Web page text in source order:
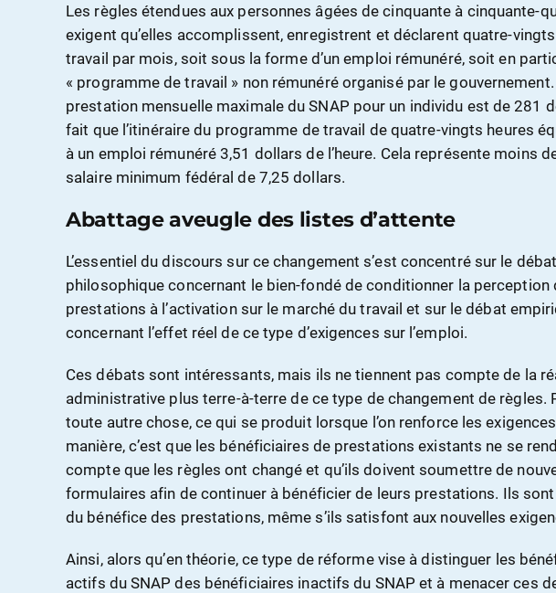
Les règles étendues aux personnes âgées de cinquante à cinquante-
exigent qu’elles accomplissent, enregistrent et déclarent quatre-
travail par mois, soit sous la forme d’un emploi rémunéré, soit en
« programme de travail » non rémunéré organisé par le gouvernement.
prestation mensuelle maximale du SNAP pour un individu est de 281
fait que l’itinéraire du programme de travail de quatre-vingts heures
à un emploi rémunéré 3,51 dollars de l’heure. Cela représente moins
salaire minimum fédéral de 7,25 dollars.
Abattage aveugle des listes d’attente
L’essentiel du discours sur ce changement s’est concentré sur le débat
philosophique concernant le bien-fondé de conditionner la perception
prestations à l’activation sur le marché du travail et sur le débat
concernant l’effet réel de ce type d’exigences sur l’emploi.
Ces débats sont intéressants, mais ils ne tiennent pas compte de la
administrative plus terre-à-terre de ce type de changement de règles.
toute autre chose, ce qui se produit lorsque l’on renforce les
manière, c’est que les bénéficiaires de prestations existants ne se
compte que les règles ont changé et qu’ils doivent soumettre de
formulaires afin de continuer à bénéficier de leurs prestations. Ils
du bénéfice des prestations, même s’ils satisfont aux nouvelles
Ainsi, alors qu’en théorie, ce type de réforme vise à distinguer les
actifs du SNAP des bénéficiaires inactifs du SNAP et à menacer ces